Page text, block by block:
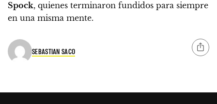
Spock, quienes terminaron fundidos para siempre
en una misma mente.
SEBASTIAN SACO